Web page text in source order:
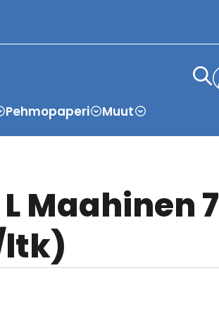
Pehmopaperi Muut
Maahinen 7
ltk)